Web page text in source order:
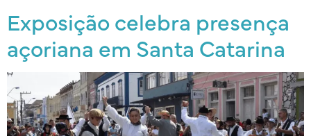
Exposição celebra presença
açoriana em Santa Catarina